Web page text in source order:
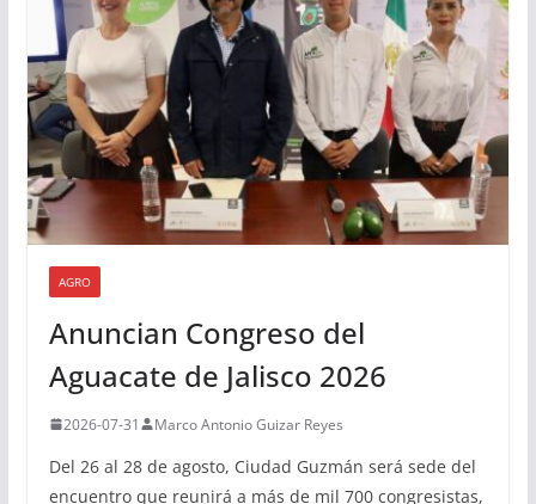
AGRO
Anuncian Congreso del
Aguacate de Jalisco 2026
2026-07-31 Marco Antonio Guizar Reyes
Del 26 al 28 de agosto, Ciudad Guzmán será sede del
encuentro que reunirá a más de mil 700 congresistas,